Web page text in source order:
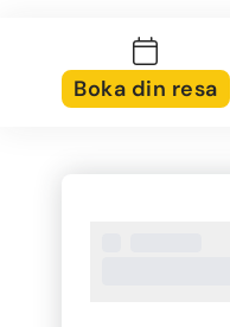
Hotellet ligger
populär badort
klara vatten.
Boka din resa